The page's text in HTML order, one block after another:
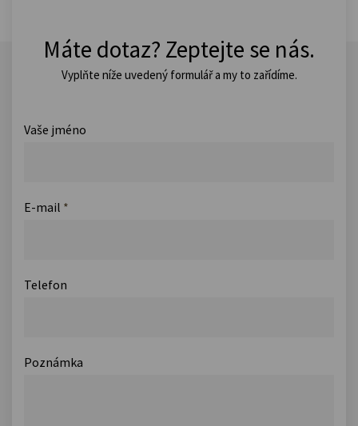
Máte dotaz? Zeptejte se nás.
Vyplňte níže uvedený formulář a my to zařídíme.
Vaše jméno
E-mail *
Telefon
Poznámka